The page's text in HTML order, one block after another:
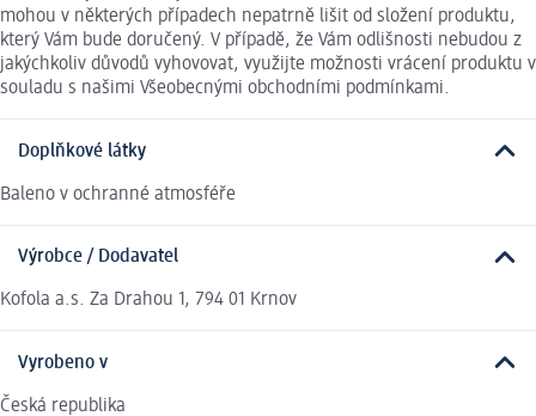
mohou v některých případech nepatrně lišit od složení produktu,
který Vám bude doručený. V případě, že Vám odlišnosti nebudou z
jakýchkoliv důvodů vyhovovat, využijte možnosti vrácení produktu v
souladu s našimi Všeobecnými obchodními podmínkami.
Doplňkové látky
Baleno v ochranné atmosféře
Výrobce / Dodavatel
Kofola a.s. Za Drahou 1, 794 01 Krnov
Vyrobeno v
Česká republika